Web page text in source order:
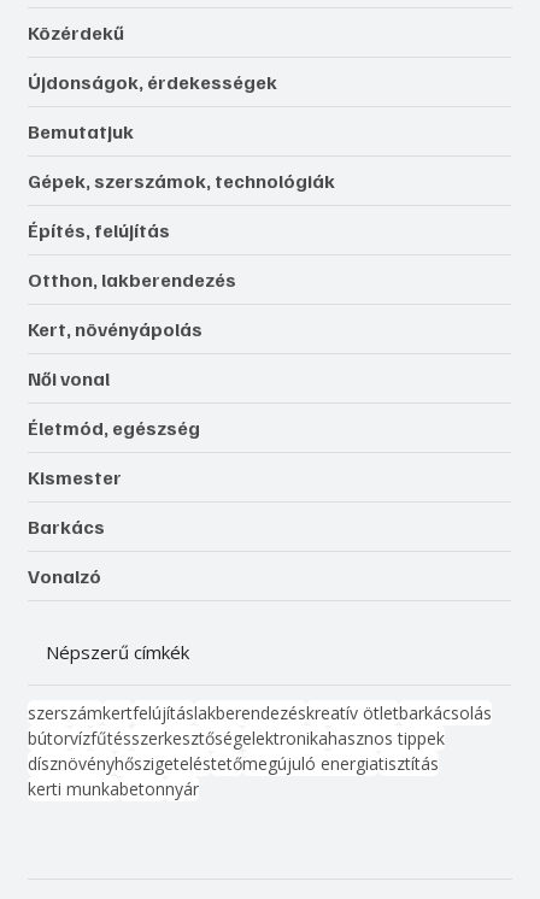
Közérdekű
Újdonságok, érdekességek
Bemutatjuk
Gépek, szerszámok, technológiák
Építés, felújítás
Otthon, lakberendezés
Kert, növényápolás
Női vonal
Életmód, egészség
Kismester
Barkács
Vonalzó
Népszerű címkék
szerszámkertfelújításlakberendezéskreatív ötletbarkácsolás
bútorvízfűtésszerkesztőségelektronikahasznos tippek
dísznövényhőszigeteléstetőmegújuló energiatisztítás
kerti munkabetonnyár